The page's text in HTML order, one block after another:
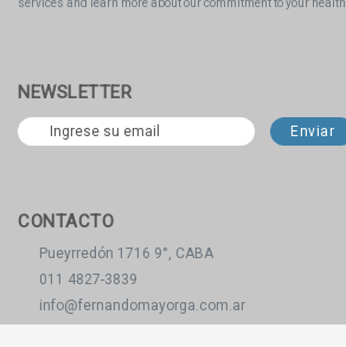
services and learn more about our commitment to your health.
NEWSLETTER
CONTACTO
Pueyrredón 1716 9°, CABA
011 4827-3839
info@fernandomayorga.com.ar